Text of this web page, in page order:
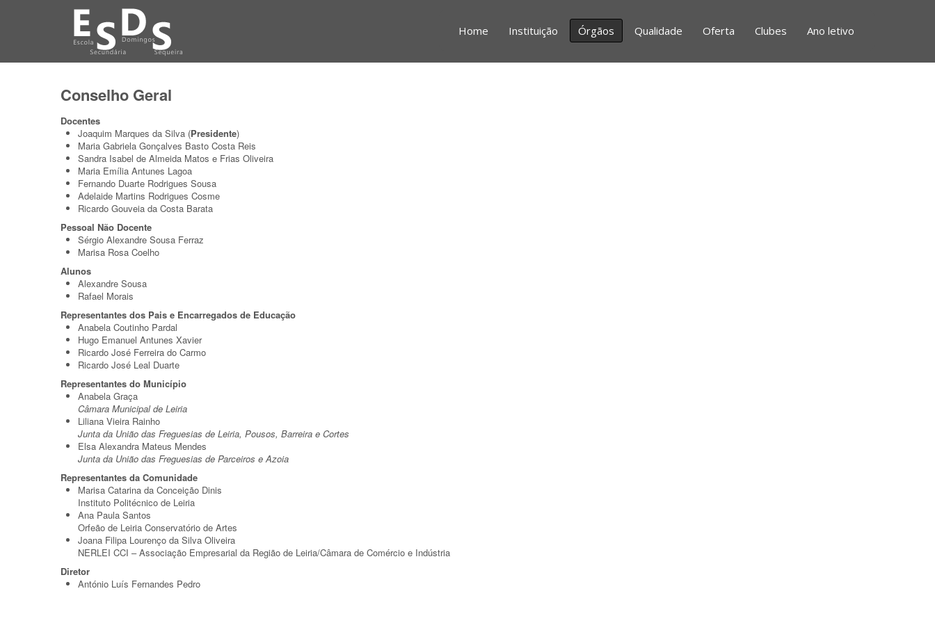
Home Instituição Órgãos Qualidade Oferta Clubes Ano letivo
Conselho Geral
Docentes
Joaquim Marques da Silva (Presidente)
Maria Gabriela Gonçalves Basto Costa Reis
Sandra Isabel de Almeida Matos e Frias Oliveira
Maria Emília Antunes Lagoa
Fernando Duarte Rodrigues Sousa
Adelaide Martins Rodrigues Cosme
Ricardo Gouveia da Costa Barata
Pessoal Não Docente
Sérgio Alexandre Sousa Ferraz
Marisa Rosa Coelho
Alunos
Alexandre Sousa
Rafael Morais
Representantes dos Pais e Encarregados de Educação
Anabela Coutinho Pardal
Hugo Emanuel Antunes Xavier
Ricardo José Ferreira do Carmo
Ricardo José Leal Duarte
Representantes do Município
Anabela Graça
Câmara Municipal de Leiria
Liliana Vieira Rainho
Junta da União das Freguesias de Leiria, Pousos, Barreira e Cortes
Elsa Alexandra Mateus Mendes
Junta da União das Freguesias de Parceiros e Azoia
Representantes da Comunidade
Marisa Catarina da Conceição Dinis
Instituto Politécnico de Leiria
Ana Paula Santos
Orfeão de Leiria Conservatório de Artes
Joana Filipa Lourenço da Silva Oliveira
NERLEI CCI – Associação Empresarial da Região de Leiria/Câmara de Comércio e Indústria
Diretor
António Luís Fernandes Pedro